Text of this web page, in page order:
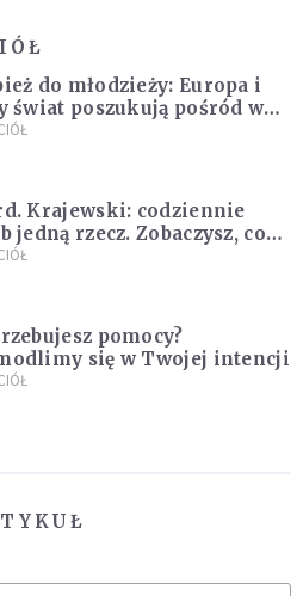
do młodzieży: Europa i
świat poszukują pośród was
świętych
Krajewski: codziennie
jedną rzecz. Zobaczysz, co
się z twoim życiem
pomocy?
się w Twojej intencji